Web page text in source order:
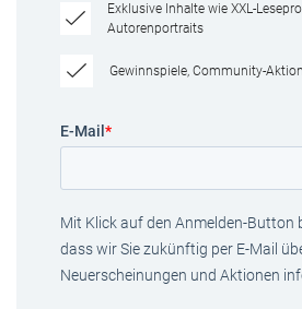
Exklusive Inhalte wie XXL-
Autorenportraits
Gewinnspiele, Community-
E-Mail *
Mit Klick auf den Anmelden-Button
dass wir Sie zukünftig per E-Mail
Neuerscheinungen und Aktionen